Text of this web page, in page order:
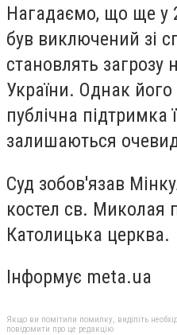
Нагадаємо, що ще у
був виключений зі
становлять загрозу
України. Однак його
публічна підтримка
залишаються
Суд зобов'язав
костел св. Миколая
Католицька церква.
Інформує meta.ua
Якщо ви помітили помилку, виділіть
повідомити про це редакцію